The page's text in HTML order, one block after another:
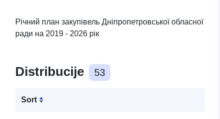
Річний план закупівель Дніпропетровської обласної
ради на 2019 - 2026 рік
Distribucije 53
Sort